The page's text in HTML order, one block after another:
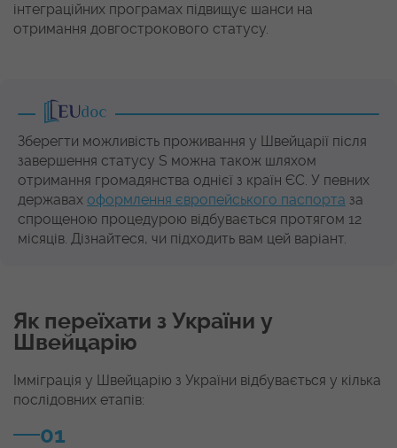
інтеграційних програмах підвищує шанси на
отримання довгострокового статусу.
Зберегти можливість проживання у Швейцарії після
завершення статусу S можна також шляхом
отримання громадянства однієї з країн ЄС. У певних
державах оформлення європейського паспорта за
спрощеною процедурою відбувається протягом 12
місяців. Дізнайтеся, чи підходить вам цей варіант.
Як переїхати з України у
Швейцарію
Імміграція у Швейцарію з України відбувається у кілька
послідовних етапів:
01